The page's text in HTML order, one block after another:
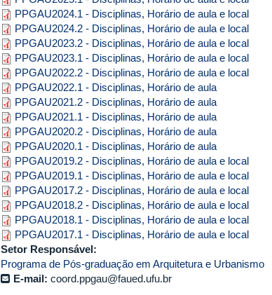
PPGAU2024.1 - Disciplinas, Horário de aula e local
PPGAU2024.2 - Disciplinas, Horário de aula e local
PPGAU2023.2 - Disciplinas, Horário de aula e local
PPGAU2023.1 - Disciplinas, Horário de aula e local
PPGAU2022.2 - Disciplinas, Horário de aula e local
PPGAU2022.1 - Disciplinas, Horário de aula
PPGAU2021.2 - Disciplinas, Horário de aula
PPGAU2021.1 - Disciplinas, Horário de aula
PPGAU2020.2 - Disciplinas, Horário de aula
PPGAU2020.1 - Disciplinas, Horário de aula
PPGAU2019.2 - Disciplinas, Horário de aula e local
PPGAU2019.1 - Disciplinas, Horário de aula e local
PPGAU2017.2 - Disciplinas, Horário de aula e local
PPGAU2018.2 - Disciplinas, Horário de aula e local
PPGAU2018.1 - Disciplinas, Horário de aula e local
PPGAU2017.1 - Disciplinas, Horário de aula e local
Setor Responsável:
Programa de Pós-graduação em Arquitetura e Urbanismo
E-mail: coord.ppgau@faued.ufu.br